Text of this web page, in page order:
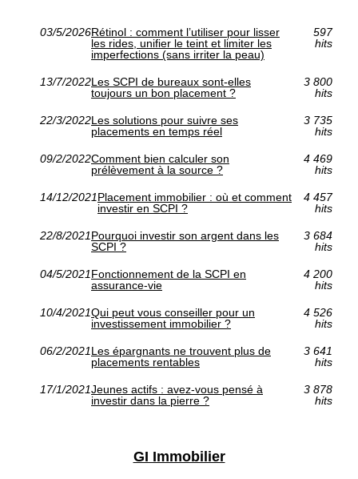
03/5/2026Rétinol : comment l’utiliser pour lisser
les rides, unifier le teint et limiter les
imperfections (sans irriter la peau)
597
hits
13/7/2022Les SCPI de bureaux sont-elles
toujours un bon placement ?
3 800
hits
22/3/2022Les solutions pour suivre ses
placements en temps réel
3 735
hits
09/2/2022Comment bien calculer son
prélèvement à la source ?
4 469
hits
14/12/2021Placement immobilier : où et comment
investir en SCPI ?
4 457
hits
22/8/2021Pourquoi investir son argent dans les
SCPI ?
3 684
hits
04/5/2021Fonctionnement de la SCPI en
assurance-vie
4 200
hits
10/4/2021Qui peut vous conseiller pour un
investissement immobilier ?
4 526
hits
06/2/2021Les épargnants ne trouvent plus de
placements rentables
3 641
hits
17/1/2021Jeunes actifs : avez-vous pensé à
investir dans la pierre ?
3 878
hits
GI Immobilier